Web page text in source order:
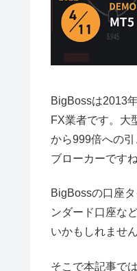
BigBossは2013
FX業者です。大
から999倍への
ブローカーですね
BigBossの口座
ンダード口座な
いかもしれません
そこで本記事で